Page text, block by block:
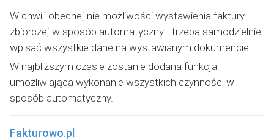
W chwili obecnej nie możliwości wystawienia faktury
zbiorczej w sposób automatyczny - trzeba samodzielnie
wpisać wszystkie dane na wystawianym dokumencie.
W najbliższym czasie zostanie dodana funkcja
umożliwiająca wykonanie wszystkich czynności w
sposób automatyczny.
Fakturowo.pl